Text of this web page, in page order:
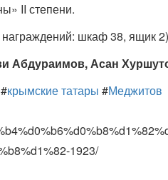
II степени.
шкаф 38, ящик 2)
Абдураимов, Асан
#крымские татары #Меджитов
1923/